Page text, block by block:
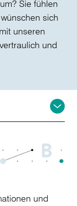
Sie fühlen
sich
unseren
und
und